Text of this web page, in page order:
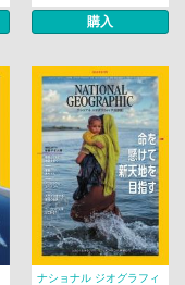
購入
ナショナル ジオグラフィ